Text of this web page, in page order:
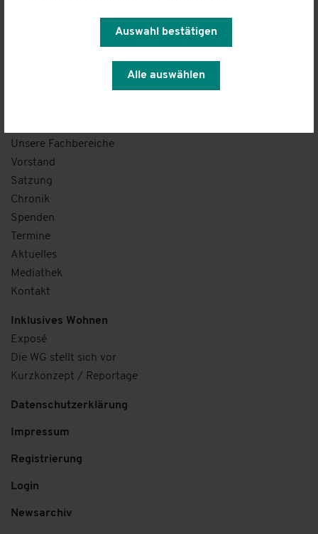
Auswahl bestätigen
Alle auswählen
Unsere Fachbereiche
Vorstand
Satzung
Chronik
Spenden
Termine
Aktuelles
Mediathek
Kontakt
Inklusives Wohnen
Exposé
Die WG stellt sich vor
Kurzkonzept / Reportage
Datenschutzerklärung
Impressum
Registrierung
Login
Newsarchiv